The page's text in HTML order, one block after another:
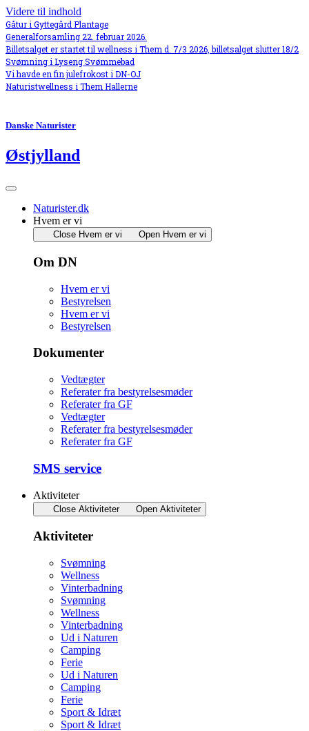
Videre til indhold
Gåtur i Gyttegård Plantage
Generalforsamling 22. februar 2026.
Billetsalget er startet til wellness i Them d. 7/3 2026, billetsalget slutter 18/2
Svømning i Lyseng Svømmebad
Vi havde en fin julefrokost i DN-OJ
Naturistwellness i Them Hallerne
Danske Naturister
Østjylland
Naturister.dk
Hvem er vi
Close Hvem er vi Open Hvem er vi
Om DN
Hvem er vi
Bestyrelsen
Hvem er vi
Bestyrelsen
Dokumenter
Vedtægter
Referater fra bestyrelsesmøder
Referater fra GF
Vedtægter
Referater fra bestyrelsesmøder
Referater fra GF
SMS service
Aktiviteter
Close Aktiviteter Open Aktiviteter
Aktiviteter
Svømning
Wellness
Vinterbadning
Svømning
Wellness
Vinterbadning
Ud i Naturen
Camping
Ferie
Ud i Naturen
Camping
Ferie
Sport & Idræt
Sport & Idræt